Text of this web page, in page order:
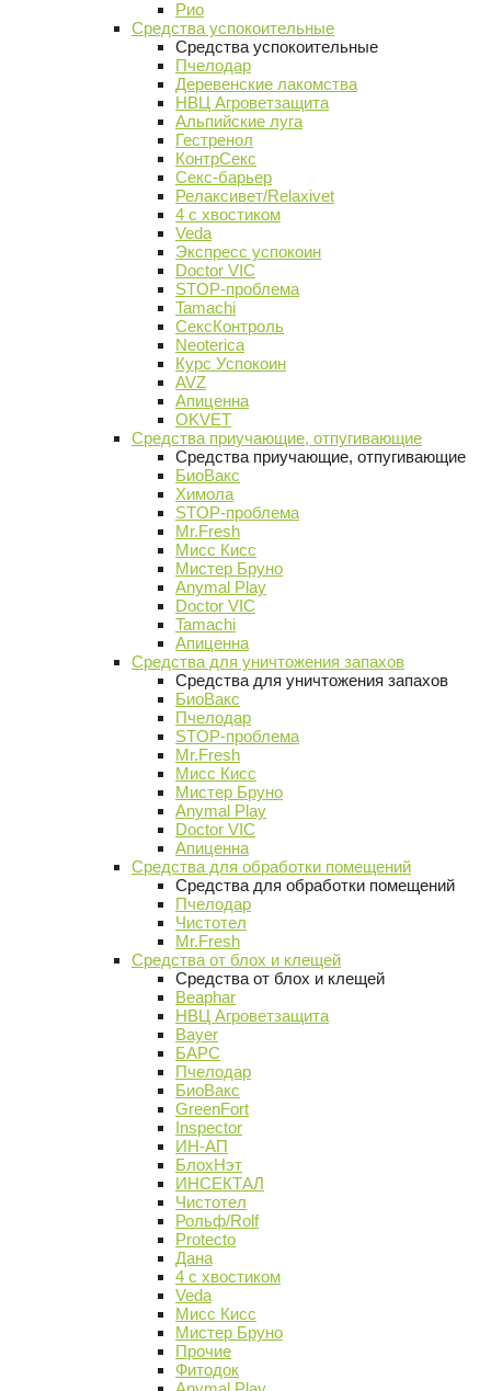
Рио
Средства успокоительные
Средства успокоительные
Пчелодар
Деревенские лакомства
НВЦ Агроветзащита
Альпийские луга
Гестренол
КонтрСекс
Секс-барьер
Релаксивет/Relaxivet
4 с хвостиком
Veda
Экспресс успокоин
Doctor VIC
STOP-проблема
Tamachi
СексКонтроль
Neoterica
Курс Успокоин
AVZ
Апиценна
OKVET
Средства приучающие, отпугивающие
Средства приучающие, отпугивающие
БиоВакс
Химола
STOP-проблема
Mr.Fresh
Мисс Кисс
Мистер Бруно
Anymal Play
Doctor VIC
Tamachi
Апиценна
Средства для уничтожения запахов
Средства для уничтожения запахов
БиоВакс
Пчелодар
STOP-проблема
Mr.Fresh
Мисс Кисс
Мистер Бруно
Anymal Play
Doctor VIC
Апиценна
Средства для обработки помещений
Средства для обработки помещений
Пчелодар
Чистотел
Mr.Fresh
Средства от блох и клещей
Средства от блох и клещей
Beaphar
НВЦ Агроветзащита
Bayer
БАРС
Пчелодар
БиоВакс
GreenFort
Inspector
ИН-АП
БлохНэт
ИНСЕКТАЛ
Чистотел
Рольф/Rolf
Protecto
Дана
4 с хвостиком
Veda
Мисс Кисс
Мистер Бруно
Прочие
Фитодок